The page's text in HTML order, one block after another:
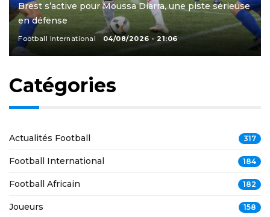
Brest s’active pour Moussa Diarra, une piste sérieuse
en défense
Football International 04/08/2026 - 21:06
Catégories
Actualités Football 317
Football International 184
Football Africain 182
Joueurs 158